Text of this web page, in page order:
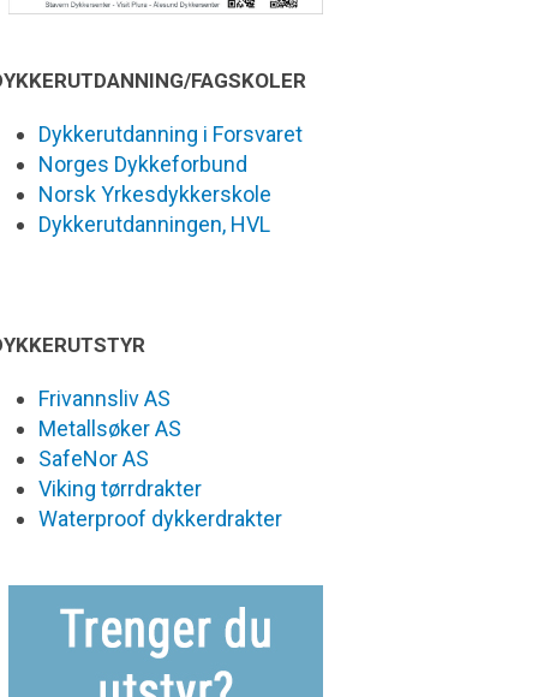
FAGSKOLER
Dykkerutdanning i Forsvaret
Norges Dykkeforbund
Norsk Yrkesdykkerskole
Dykkerutdanningen, HVL
Frivannsliv AS
Metallsøker AS
SafeNor AS
Viking tørrdrakter
Waterproof dykkerdrakter